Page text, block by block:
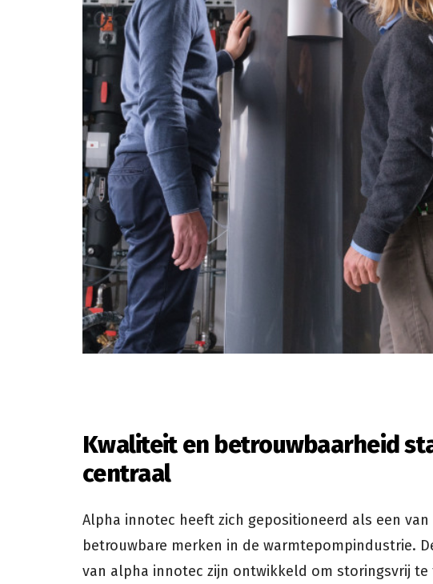
Kwaliteit en betrouwbaarheid
centraal
Alpha innotec heeft zich gepositioneerd als een
betrouwbare merken in de warmtepompindustrie.
van alpha innotec zijn ontwikkeld om storingsvrij te